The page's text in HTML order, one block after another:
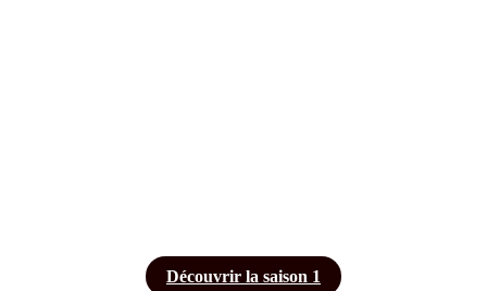
Découvrir la saison 1